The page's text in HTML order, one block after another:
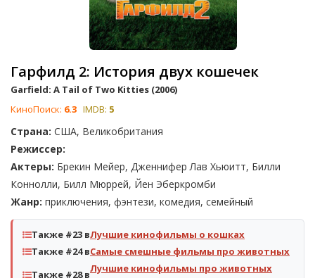
Гарфилд 2: История двух кошечек
Garfield: A Tail of Two Kitties (2006)
КиноПоиск: 6.3 IMDB: 5
Страна: США, Великобритания
Режиссер:
Актеры: Брекин Мейер, Дженнифер Лав Хьюитт, Билли
Коннолли, Билл Мюррей, Йен Эберкромби
Жанр: приключения, фэнтези, комедия, семейный
Также #23 вЛучшие кинофильмы о кошках
Также #24 вСамые смешные фильмы про животных
Также #28 вЛучшие кинофильмы про животных